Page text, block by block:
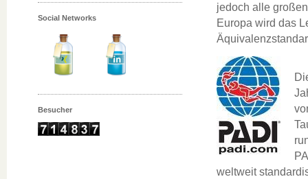
Social Networks
Besucher
jedoch alle
Europa wird das
weltweit